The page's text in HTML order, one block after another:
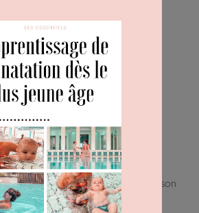
est-il
pour le
moteur
bébé travaille sa coordination, son
de ses muscles dans un